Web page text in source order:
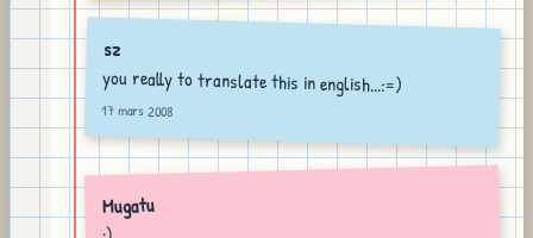
sz
you really to translate this in english...:=)
17 mars 2008
Mugatu